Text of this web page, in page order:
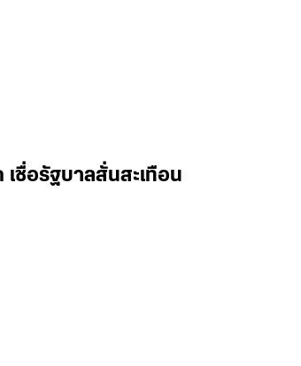
ชื่อรัฐบาลสั่นสะเทือน